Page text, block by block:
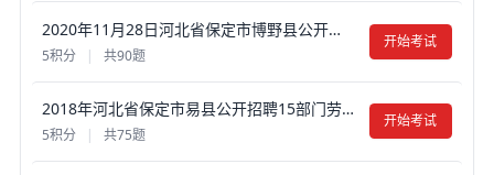
2020年11月28日河北省保定市博野县公开招聘辅助岗位人员考试《公共基础知识》真题试卷及答案【含解析】
5积分 | 共90题
开始考试
2018年河北省保定市易县公开招聘15部门劳务派遣工作人员考试真题试卷及答案【含解析】
5积分 | 共75题
开始考试